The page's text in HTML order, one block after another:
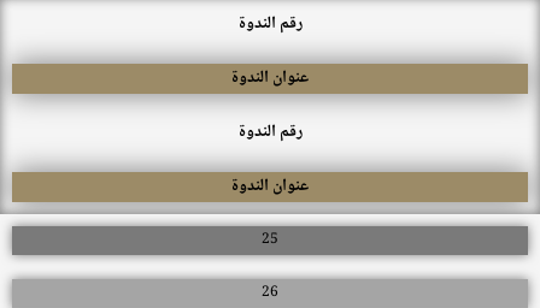
رقم الندوة
عنوان الندوة
رقم الندوة
عنوان الندوة
25
26